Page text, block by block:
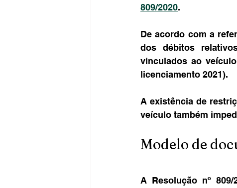
809/2020.
De acordo com a
dos débitos
vinculados ao
licenciamento 2021).
A existência de
veículo também
Modelo de
A Resolução nº